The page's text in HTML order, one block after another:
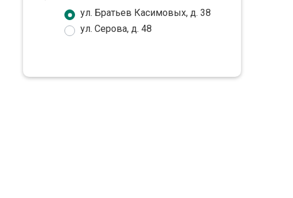
ул. Братьев Касимовых, д. 38
ул. Серова, д. 48